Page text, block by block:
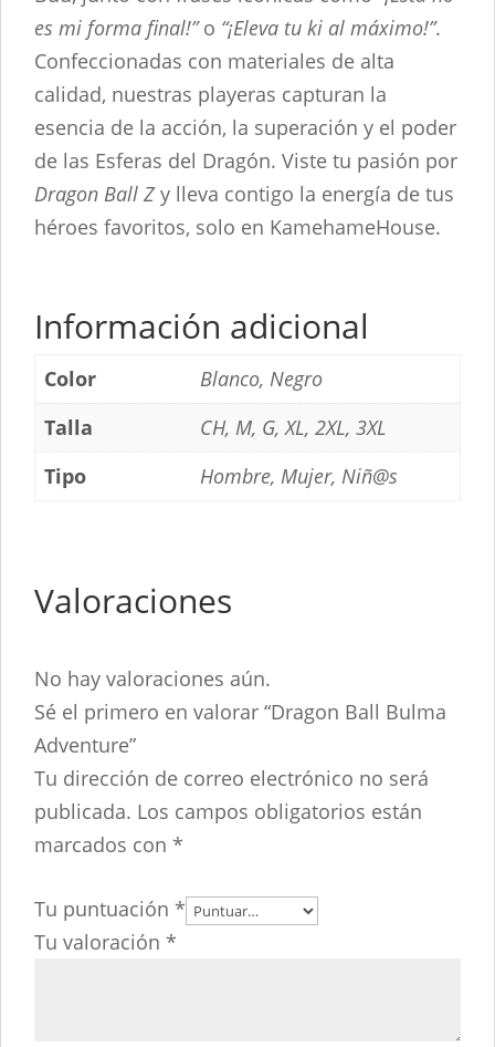
es mi forma final!”o “¡Eleva tu ki al máximo!”.
Confeccionadas con materiales de alta
calidad, nuestras playeras capturan la
esencia de la acción, la superación y el poder
de las Esferas del Dragón. Viste tu pasión por
Dragon Ball Zy lleva contigo la energía de tus
héroes favoritos, solo en KamehameHouse.
Información adicional
Color
Blanco, Negro
Talla
CH, M, G, XL, 2XL, 3XL
Tipo
Hombre, Mujer, Niñ@s
Valoraciones
No hay valoraciones aún.
Sé el primero en valorar “Dragon Ball Bulma
Adventure”
Tu dirección de correo electrónico no será
publicada. Los campos obligatorios están
marcados con *
Tu puntuación *
Tu valoración *